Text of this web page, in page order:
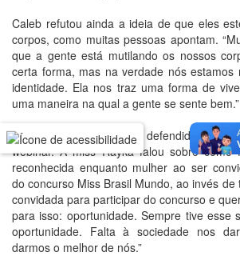
Caleb refutou ainda a ideia de que eles
corpos, como muitas pessoas apontam.
que a gente está mutilando os nossos
certa forma, mas na verdade nós estamos
identidade. Ela nos traz uma forma de
uma maneira na qual a gente se sente bem.”
A busca pelo espaço foi defendida por
webinar. A miss Rayka falou sobre
reconhecida enquanto mulher ao ser
do concurso Miss Brasil Mundo, ao invés de
convidada para participar do concurso e
para isso: oportunidade. Sempre tive esse
oportunidade. Falta à sociedade nos
darmos o melhor de nós.”